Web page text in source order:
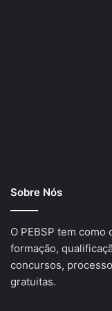
Sobre Nós
O PEBSP tem
formação,
concursos,
gratuitas.